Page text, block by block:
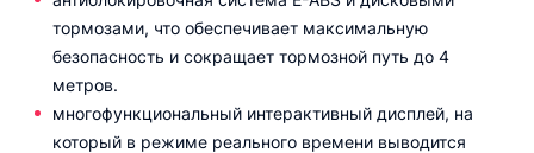
тормозами, что обеспечивает максимальную
безопасность и сокращает тормозной путь до 4
метров.
многофункциональный интерактивный дисплей, на
который в режиме реального времени выводится